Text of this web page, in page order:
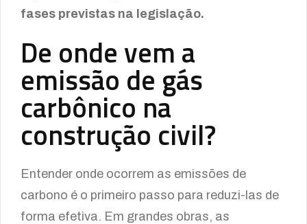
fases previstas na legislação.
De onde vem a
emissão de gás
carbônico na
construção civil?
Entender onde ocorrem as emissões de
carbono é o primeiro passo para reduzi-las de
forma efetiva. Em grandes obras, as